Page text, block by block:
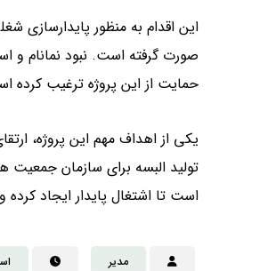
صورت گرفته است. نبود نمانام و
حمایت از این پروژه ترغیب کرده
یکی از اهداف مهم این پروژه،
تولید البسه برای سازمان
است تا اشتغال پایدار ایجاد
مدیر